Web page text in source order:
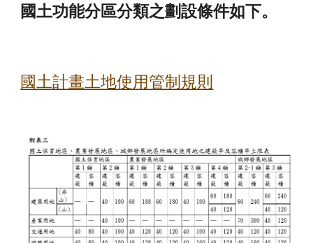
國土功能分區分類之劃設條件如下。
國土計畫土地使用管制規則